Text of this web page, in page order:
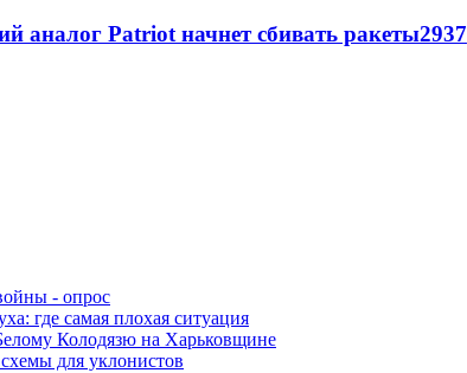
аналог Patriot начнет сбивать ракеты2937
- опрос
где самая плохая ситуация
Колодязю на Харьковщине
для уклонистов